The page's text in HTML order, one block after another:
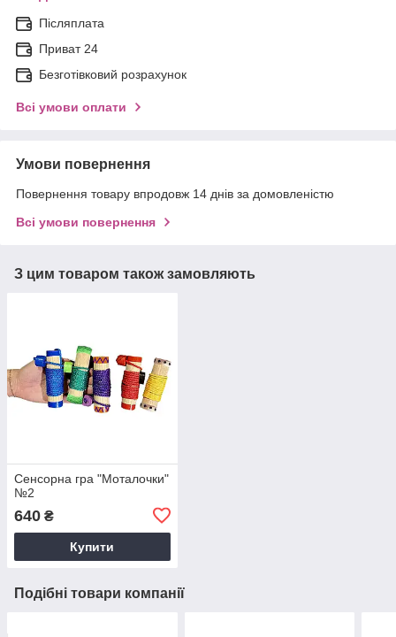
Післяплата
Приват 24
Безготівковий розрахунок
Всі умови оплати
Умови повернення
Повернення товару впродовж 14 днів за домовленістю
Всі умови повернення
З цим товаром також замовляють
Сенсорна гра "Моталочки"
№2
640 ₴
Купити
Подібні товари компанії